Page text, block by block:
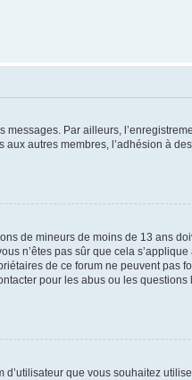
Par ailleurs,
autres membres, l’adhésion à
de mineurs de moins de 13 ans
n’êtes pas sûr que cela
de ce forum ne peuvent pas
pour les abus ou les questions
que vous souhaitez